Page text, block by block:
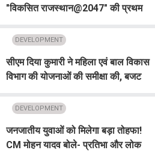
"विकसित राजस्थान@2047" की प्रथम
DEVELOPMENT
सीएम दिया कुमारी ने महिला एवं बाल विकास
विभाग की योजनाओं की समीक्षा की, बजट
निर्देश
DEVELOPMENT
जनजातीय युवाओं को मिलेगा बड़ा तोहफा!
CM मोहन यादव बोले- प्रतिभा और लोक